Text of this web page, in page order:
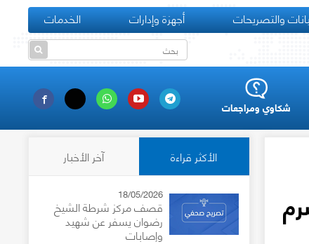
والتصريحات أجهزة وإدارات الخدمات
شكاوي ومراجعات
الأكثر قراءة آخر الأخبار
18/05/2026
قصف مركز شرطة الشيخ
رضوان يسفر عن شهيد
وإصابات